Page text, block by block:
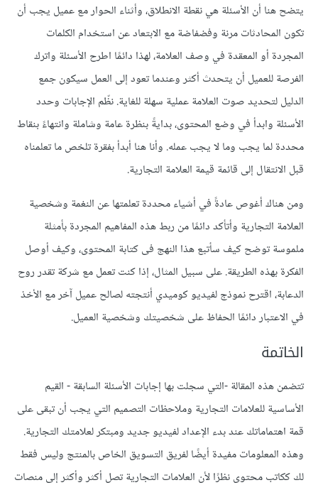
يتضح هنا أن الأسئلة هي نقطة الانطلاق، وأثناء الحوار مع عميل يجب أن
تكون المحادثات مرنة وفضفاضة مع الابتعاد عن استخدام الكلمات
المجردة أو المعقدة في وصف العلامة، لهذا دائمًا اطرح الأسئلة واترك
الفرصة للعميل أن يتحدث أكثر وعندما تعود إلى العمل سيكون جمع
الدليل لتحديد صوت العلامة عملية سهلة للغاية. نظّم الإجابات وحدد
الأسئلة وابدأ في وضع المحتوى، بدايةً بنظرة عامة وشاملة وانتهاءً بنقاط
محددة لما يجب وما لا يجب عمله. وأنا هنا أبدأ بفقرة تلخص ما تعلمناه
قبل الانتقال إلى قائمة قيمة العلامة التجارية.
ومن هناك أغوص عادةً في أشياء محددة تعلمتها عن النغمة وشخصية
العلامة التجارية وأتأكد دائمًا من ربط هذه المفاهيم المجردة بأمثلة
ملموسة توضح كيف سأتبع هذا النهج فى كتابة المحتوى، وكيف أوصل
الفكرة بهذه الطريقة. على سبيل المثال، إذا كنت تعمل مع شركة تقدر روح
الدعابة، اقترح نموذج لفيديو كوميدي أنتجته لصالح عميل آخر مع الأخذ
في الاعتبار دائمًا الحفاظ على شخصيتك وشخصية العميل.
الخاتمة
تتضمن هذه المقالة -التي سجلت بها إجابات الأسئلة السابقة - القيم
الأساسية للعلامات التجارية وملاحظات التصميم التي يجب أن تبقى على
قمة اهتماماتك عند بدء الإعداد لفيديو جديد ومبتكر لعلامتك التجارية.
وهذه المعلومات مفيدة أيضًا لفريق التسويق الخاص بالمنتج وليس فقط
لك ككاتب محتوى نظرًا لأن العلامات التجارية تصل أكثر وأكثر إلى منصات